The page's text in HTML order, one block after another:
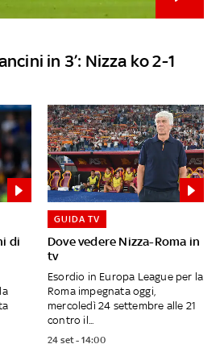
in 3’: Nizza ko 2-1
di
Dove vedere Nizza-Roma in
tv
GUIDA TV
Esordio in Europa League per la
Roma impegnata oggi,
mercoledì 24 settembre alle 21
contro il...
24 set - 14:00